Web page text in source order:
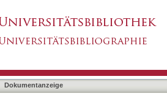
reserve for detecting
Dokumentanzeige